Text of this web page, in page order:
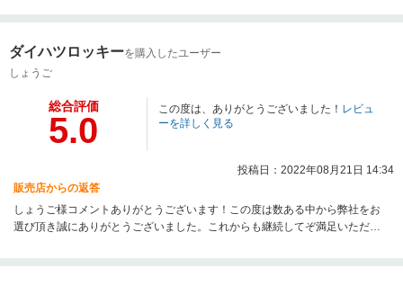
ダイハツロッキーを購入したユーザー
しょうご
総合評価
5.0
この度は、ありがとうございました！ レビュ
ーを詳しく見る
投稿日：2022年08月21日 14:34
販売店からの返答
しょうご様コメントありがとうございます！この度は数ある中から弊社をお
選び頂き誠にありがとうございました。これからも継続してぞ満足いただけ